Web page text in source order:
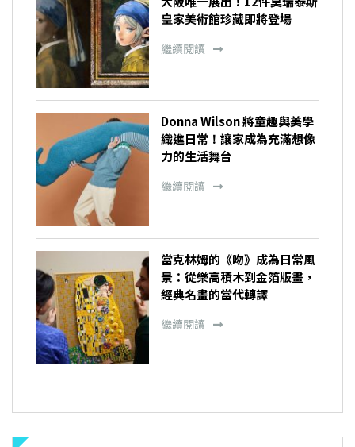
皇家美術館珍藏即將登場
繼續閱讀
Donna Wilson 將童趣與美學
織進日常！讓家成為充滿想像
力的生活舞台
繼續閱讀
當克林姆的《吻》成為日常風
景：從樂高積木到金箔版畫，
經典名畫的當代轉譯
繼續閱讀